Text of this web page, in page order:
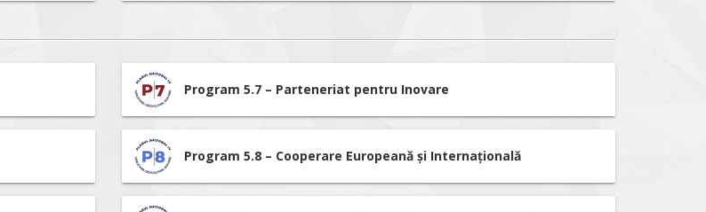
Program 5.7 – Parteneriat pentru Inovare
Program 5.8 – Cooperare Europeană și Internațională